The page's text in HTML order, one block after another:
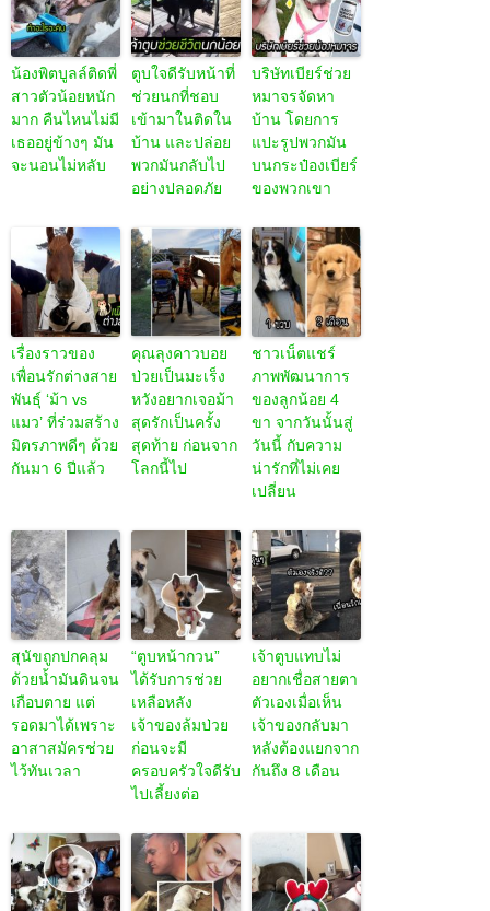
น้องพิตบูลล์ติดพี่
สาวตัวน้อยหนัก
มาก คืนไหนไม่มี
เธออยู่ข้างๆ มัน
จะนอนไม่หลับ
ตูบใจดีรับหน้าที่
ช่วยนกที่ชอบ
เข้ามาในติดใน
บ้าน และปล่อย
พวกมันกลับไป
อย่างปลอดภัย
บริษัทเบียร์ช่วย
หมาจรจัดหา
บ้าน โดยการ
แปะรูปพวกมัน
บนกระป๋องเบียร์
ของพวกเขา
เรื่องราวของ
เพื่อนรักต่างสาย
พันธุ์ ‘ม้า vs
แมว’ ที่ร่วมสร้าง
มิตรภาพดีๆ ด้วย
กันมา 6 ปีแล้ว
คุณลุงคาวบอย
ป่วยเป็นมะเร็ง
หวังอยากเจอม้า
สุดรักเป็นครั้ง
สุดท้าย ก่อนจาก
โลกนี้ไป
ชาวเน็ตแชร์
ภาพพัฒนาการ
ของลูกน้อย 4
ขา จากวันนั้นสู่
วันนี้ กับความ
น่ารักที่ไม่เคย
เปลี่ยน
สุนัขถูกปกคลุม
ด้วยน้ำมันดินจน
เกือบตาย แต่
รอดมาได้เพราะ
อาสาสมัครช่วย
ไว้ทันเวลา
“ตูบหน้ากวน”
ได้รับการช่วย
เหลือหลัง
เจ้าของล้มป่วย
ก่อนจะมี
ครอบครัวใจดีรับ
ไปเลี้ยงต่อ
เจ้าตูบแทบไม่
อยากเชื่อสายตา
ตัวเองเมื่อเห็น
เจ้าของกลับมา
หลังต้องแยกจาก
กันถึง 8 เดือน